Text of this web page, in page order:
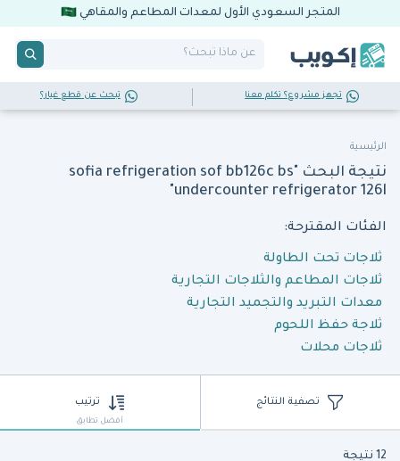
المتجر السعودي الأول لمعدات المطاعم والمقاهي
تجهز مشروع؟ تكلم معنا تبحث عن قطع غيار؟
الرئيسية
نتيجة البحث "sofia refrigeration sof bb126c bs
undercounter refrigerator 126l"
الفئات المقترحة:
ثلاجات تحت الطاولة
ثلاجات المطاعم والثلاجات التجارية
معدات التبريد والتجميد التجارية
ثلاجة حفظ اللحوم
ثلاجات محلات
تصفية النتائج ترتيب
أفضل تطابق
12 نتيجة